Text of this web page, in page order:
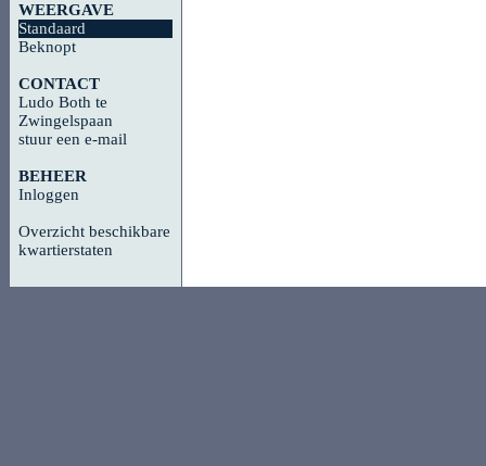
WEERGAVE
Standaard
Beknopt
CONTACT
Ludo Both te
Zwingelspaan
stuur een e-mail
BEHEER
Inloggen
Overzicht beschikbare
kwartierstaten